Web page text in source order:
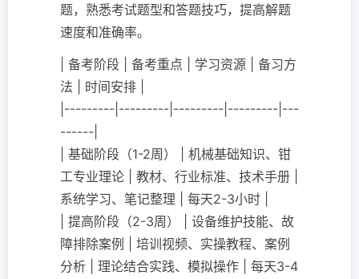
题，熟悉考试题型和答题技巧，提高解题
速度和准确率。
| 备考阶段 | 备考重点 | 学习资源 | 备习方
法 | 时间安排 |
|---------|---------|---------|---------|---
------|
| 基础阶段（1-2周） | 机械基础知识、钳
工专业理论 | 教材、行业标准、技术手册 |
系统学习、笔记整理 | 每天2-3小时 |
| 提高阶段（2-3周） | 设备维护技能、故
障排除案例 | 培训视频、实操教程、案例
分析 | 理论结合实践、模拟操作 | 每天3-4